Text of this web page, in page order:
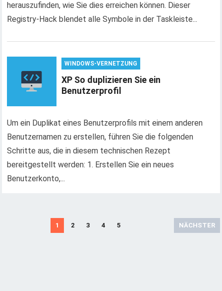
herauszufinden, wie Sie dies erreichen können. Dieser
Registry-Hack blendet alle Symbole in der Taskleiste...
WINDOWS-VERNETZUNG
XP So duplizieren Sie ein
Benutzerprofil
Um ein Duplikat eines Benutzerprofils mit einem anderen
Benutzernamen zu erstellen, führen Sie die folgenden
Schritte aus, die in diesem technischen Rezept
bereitgestellt werden: 1. Erstellen Sie ein neues
Benutzerkonto,...
1 2 3 4 5 NÄCHSTER